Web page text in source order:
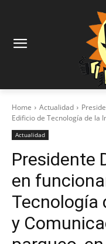
Home Actualidad
Edificio de Tecnología de la
Actualidad
Presidente
en
Tecnología
y